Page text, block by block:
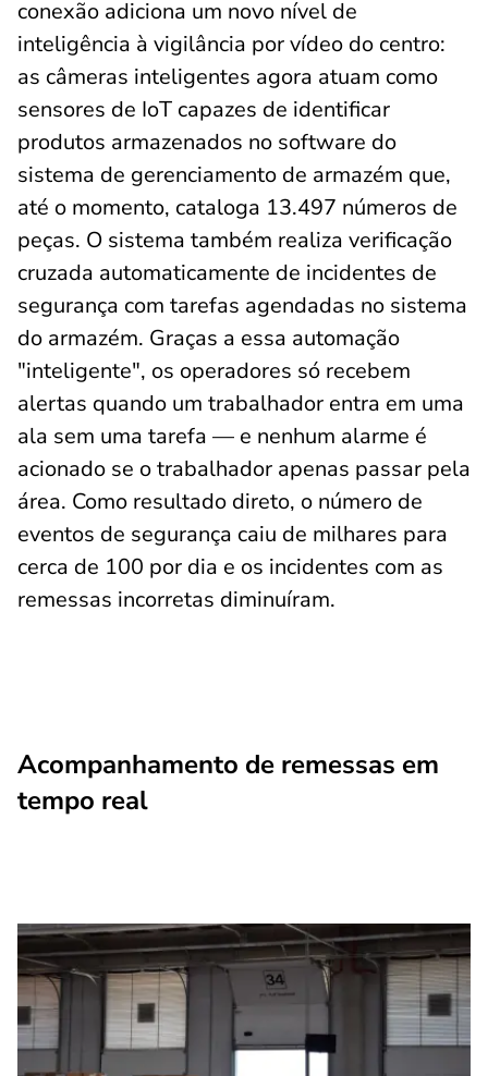
conexão adiciona um novo nível de
inteligência à vigilância por vídeo do centro:
as câmeras inteligentes agora atuam como
sensores de IoT capazes de identificar
produtos armazenados no software do
sistema de gerenciamento de armazém que,
até o momento, cataloga 13.497 números de
peças. O sistema também realiza verificação
cruzada automaticamente de incidentes de
segurança com tarefas agendadas no sistema
do armazém. Graças a essa automação
"inteligente", os operadores só recebem
alertas quando um trabalhador entra em uma
ala sem uma tarefa — e nenhum alarme é
acionado se o trabalhador apenas passar pela
área. Como resultado direto, o número de
eventos de segurança caiu de milhares para
cerca de 100 por dia e os incidentes com as
remessas incorretas diminuíram.
Acompanhamento de remessas em
tempo real